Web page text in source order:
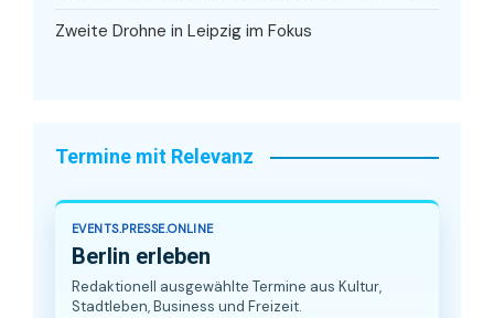
Zweite Drohne in Leipzig im Fokus
Termine mit Relevanz
EVENTS.PRESSE.ONLINE
Berlin erleben
Redaktionell ausgewählte Termine aus Kultur,
Stadtleben, Business und Freizeit.